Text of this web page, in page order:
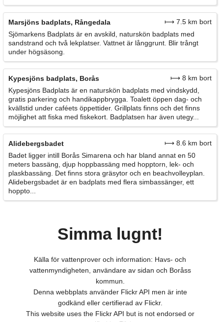
Marsjöns badplats, Rångedala
⟼ 7.5 km bort
Sjömarkens Badplats är en avskild, naturskön badplats med
sandstrand och två lekplatser. Vattnet är långgrunt. Blir trångt
under högsäsong.
Kypesjöns badplats, Borås
⟼ 8 km bort
Kypesjöns Badplats är en naturskön badplats med vindskydd,
gratis parkering och handikappbrygga. Toalett öppen dag- och
kvällstid under caféets öppettider. Grillplats finns och det finns
möjlighet att fiska med fiskekort. Badplatsen har även utegy...
Alidebergsbadet
⟼ 8.6 km bort
Badet ligger intill Borås Simarena och har bland annat en 50
meters bassäng, djup hoppbassäng med hopptorn, lek- och
plaskbassäng. Det finns stora gräsytor och en beachvolleyplan.
Alidebergsbadet är en badplats med flera simbassänger, ett
hoppto...
Simma lugnt!
Källa för vattenprover och information: Havs- och
vattenmyndigheten, användare av sidan och Boråss
kommun.
Denna webbplats använder Flickr API men är inte
godkänd eller certifierad av Flickr.
This website uses the Flickr API but is not endorsed or